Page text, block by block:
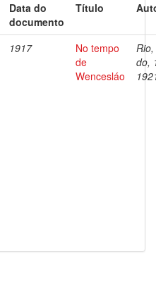
Data do
documento
Título
1917
No tempo
de
Wencesláo
do,